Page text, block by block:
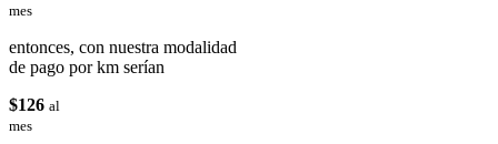
mes
entonces, con nuestra modalidad
de pago por km serían
$126 al
mes